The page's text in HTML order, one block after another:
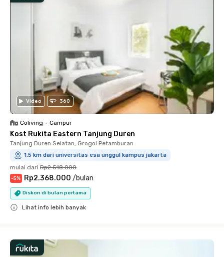
Video 360
Coliving • Campur
Kost Rukita Eastern Tanjung Duren
Tanjung Duren Selatan, Grogol Petamburan
1.5 km dari universitas esa unggul kampus jakarta
mulai dari Rp2.518.000
-5% Rp2.368.000 /bulan
Diskon di bulan pertama
Lihat info lebih banyak